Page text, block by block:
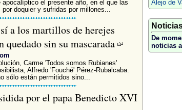
el presente año, en el que las
doquier y sufridas por millones...
a los martillos de herejes
quedado sin su mascarada
Carme 'Todos somos Rubianes'
Alfredo 'Fouché' Pérez-Rubalcaba.
sólo están permitidos sino...
por el papa Benedicto XVI
Alejo de
De
noticias